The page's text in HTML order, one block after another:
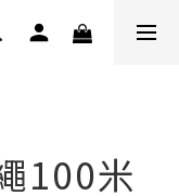
100米